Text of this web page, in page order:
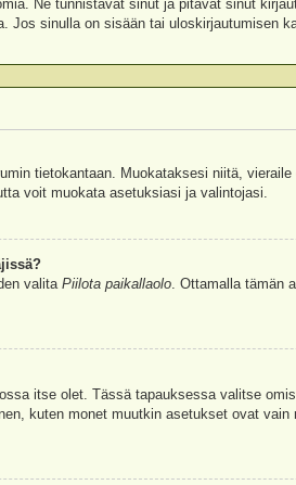
Ne tunnistavat sinut ja pitävät sinut
sinulla on sisään tai uloskirjautumisen
tietokantaan. Muokataksesi niitä,
voit muokata asetuksiasi ja valintojasi.
valita Piilota paikallaolo. Ottamalla tämän
itse olet. Tässä tapauksessa valitse
kuten monet muutkin asetukset ovat